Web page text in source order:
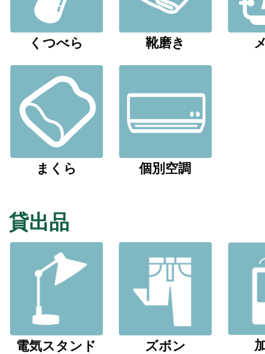
くつべら 靴磨き
まくら 個別空調
貸出品
電気スタンド
ズボン